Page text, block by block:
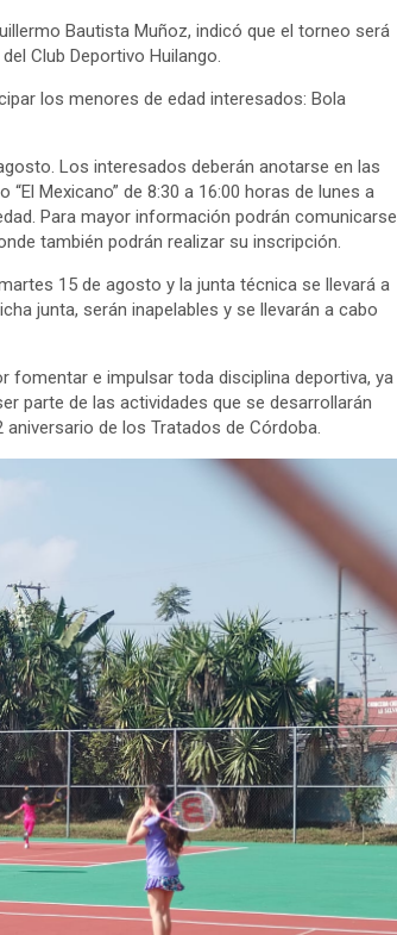
Bautista Muñoz, indicó que el torneo será
Club Deportivo Huilango.
los menores de edad interesados: Bola
Los interesados deberán anotarse en las
Mexicano” de 8:30 a 16:00 horas de lunes a
Para mayor información podrán comunicarse
también podrán realizar su inscripción.
15 de agosto y la junta técnica se llevará a
junta, serán inapelables y se llevarán a cabo
fomentar e impulsar toda disciplina deportiva, ya
parte de las actividades que se desarrollarán
de los Tratados de Córdoba.